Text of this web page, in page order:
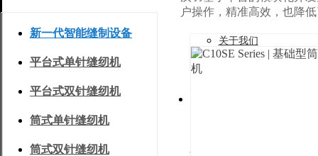
关于我们
新一代智能缝制设备
平台式单针缝纫机
平台式双针缝纫机
筒式单针缝纫机
筒式双针缝纫机
户操作，精准高效，也降